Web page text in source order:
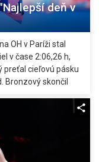
deň v
OH v Paríži stal
v čase 2:06,26 h,
preťal cieľovú pásku
Bronzový skončil
Keňana